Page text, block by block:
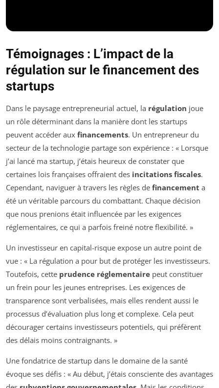
Témoignages : L’impact de la
régulation sur le financement des
startups
Dans le paysage entrepreneurial actuel, la régulation joue
un rôle déterminant dans la manière dont les startups
peuvent accéder aux financements. Un entrepreneur du
secteur de la technologie partage son expérience : « Lorsque
j’ai lancé ma startup, j’étais heureux de constater que
certaines lois françaises offraient des incitations fiscales.
Cependant, naviguer à travers les règles de financement a
été un véritable parcours du combattant. Chaque décision
que nous prenions était influencée par les exigences
réglementaires, ce qui a parfois freiné notre flexibilité. »
Un investisseur en capital-risque expose un autre point de
vue : « La régulation a pour but de protéger les investisseurs.
Toutefois, cette prudence réglementaire peut constituer
un frein pour les jeunes entreprises. Les exigences de
transparence sont verbalisées, mais elles rendent aussi le
processus d’évaluation plus long et complexe. Cela peut
décourager certains investisseurs potentiels, qui préfèrent
des délais moins contraignants. »
Une fondatrice de startup dans le domaine de la santé
évoque ses défis : « Au début, j’étais consciente des avantages